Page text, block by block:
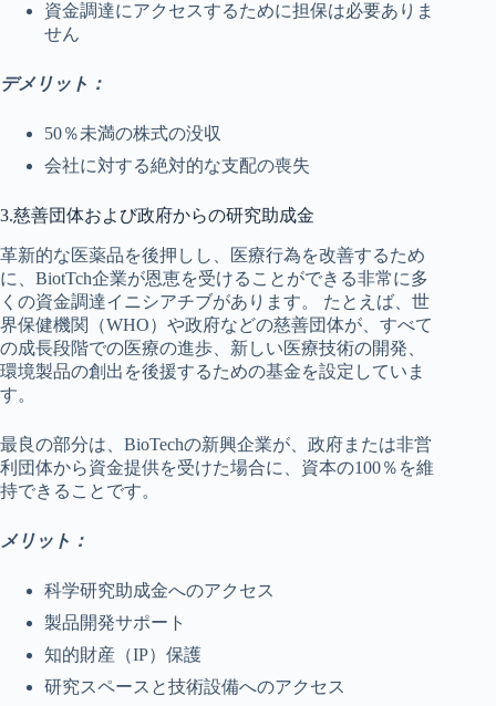
資金調達にアクセスするために担保は必要ありま
せん
デメリット：
50％未満の株式の没収
会社に対する絶対的な支配の喪失
3.慈善団体および政府からの研究助成金
革新的な医薬品を後押しし、医療行為を改善するため
に、BiotTch企業が恩恵を受けることができる非常に多
くの資金調達イニシアチブがあります。 たとえば、世
界保健機関（WHO）や政府などの慈善団体が、すべて
の成長段階での医療の進歩、新しい医療技術の開発、
環境製品の創出を後援するための基金を設定していま
す。
最良の部分は、BioTechの新興企業が、政府または非営
利団体から資金提供を受けた場合に、資本の100％を維
持できることです。
メリット：
科学研究助成金へのアクセス
製品開発サポート
知的財産（IP）保護
研究スペースと技術設備へのアクセス